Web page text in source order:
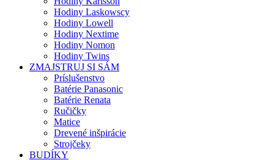
Hodiny Laskowscy
Hodiny Lowell
Hodiny Nextime
Hodiny Nomon
Hodiny Twins
ZMAJSTRUJ SI SÁM
Príslušenstvo
Batérie Panasonic
Batérie Renata
Ručičky
Matice
Drevené inšpirácie
Strojčeky
BUDÍKY